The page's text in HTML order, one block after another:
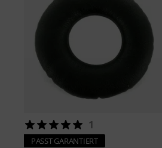
1
PASST GARANTIERT